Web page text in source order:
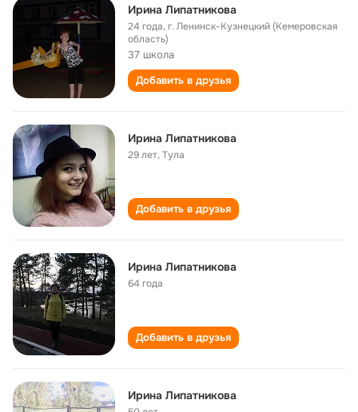
Ирина Липатникова
24 года,г. Ленинск-Кузнецкий (Кемеровская
область)
37 школа
Добавить в друзья
Ирина Липатникова
29 лет,Тула
Добавить в друзья
Ирина Липатникова
64 года
Добавить в друзья
Ирина Липатникова